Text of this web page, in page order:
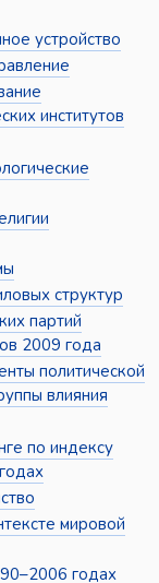
устройство
институтов
структур
партий
2009 года
политической
влияния
по индексу
мировой
годах